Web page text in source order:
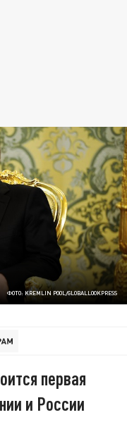
ФОТО: KREMLIN POOL/GLOBALLOOKPRESS
первая
и России